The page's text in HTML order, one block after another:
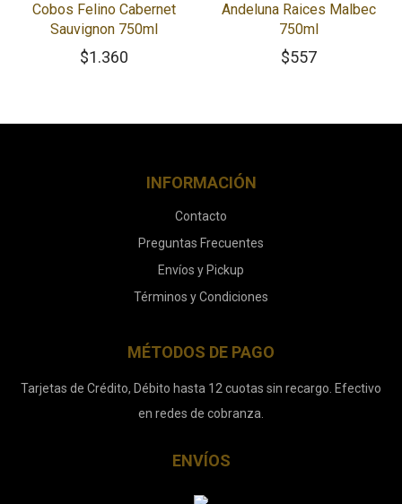
Cobos Felino Cabernet
Sauvignon 750ml
$1.360
Andeluna Raices Malbec
750ml
$557
INFORMACIÓN
Contacto
Preguntas Frecuentes
Envíos y Pickup
Términos y Condiciones
MÉTODOS DE PAGO
Tarjetas de Crédito, Débito hasta 12 cuotas sin recargo. Efectivo
en redes de cobranza.
ENVÍOS